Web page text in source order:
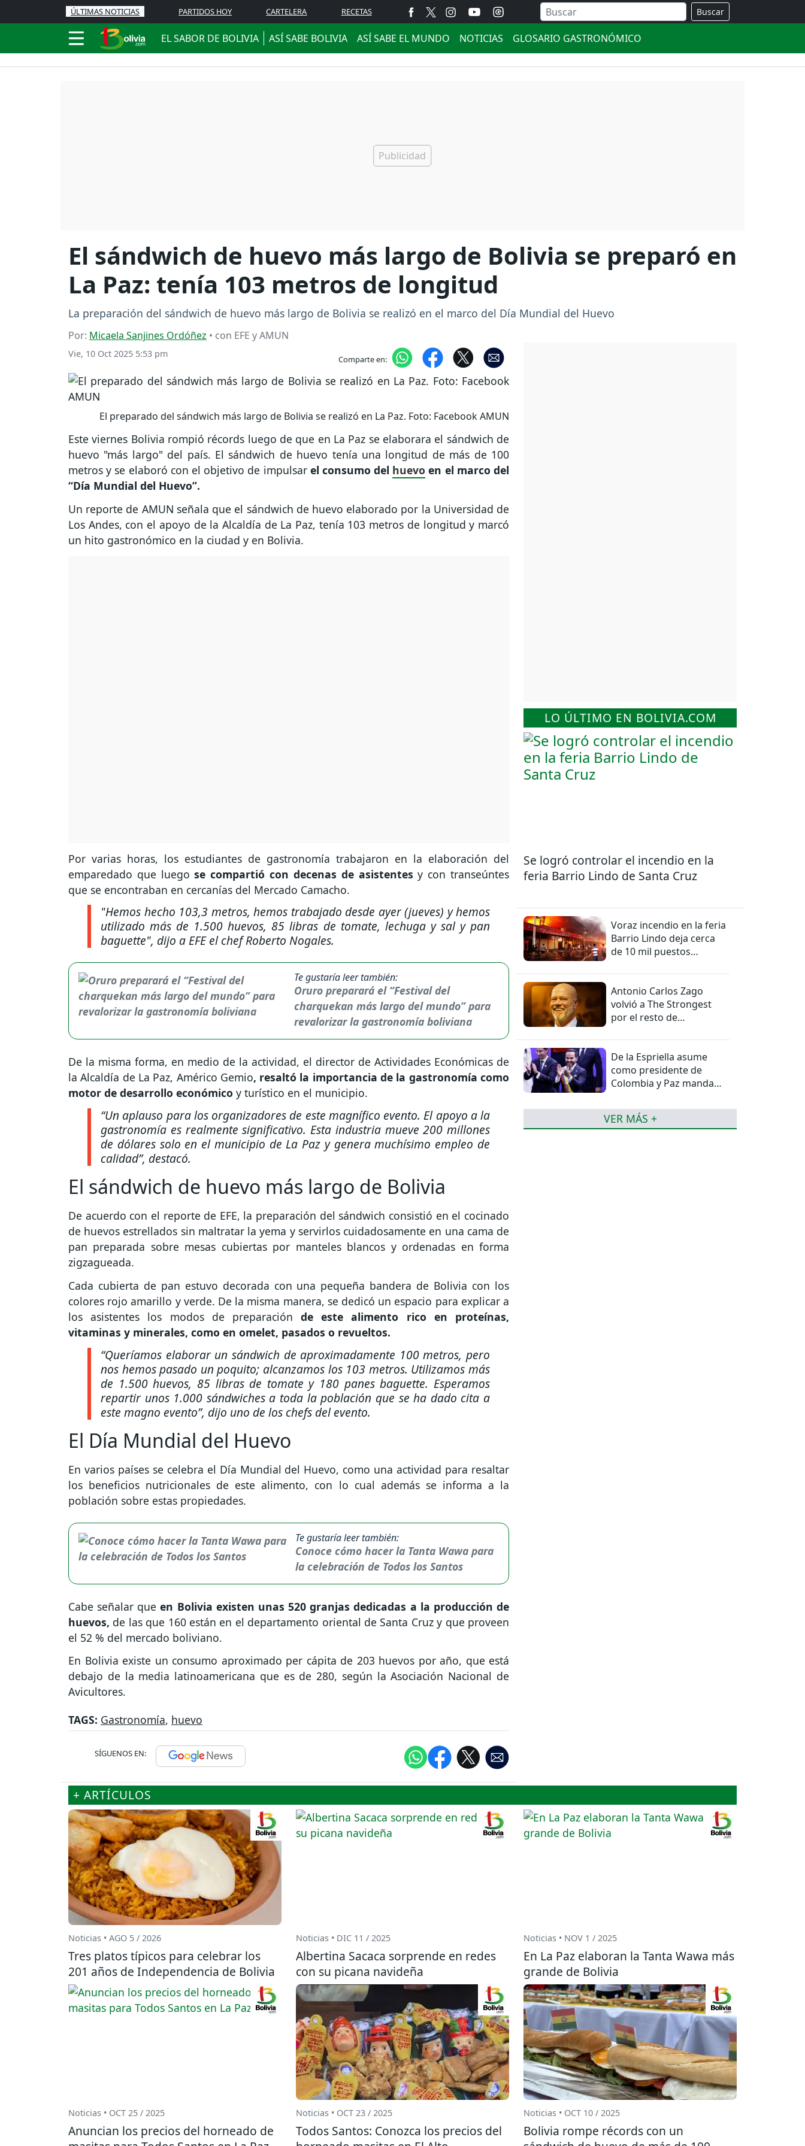
ÚLTIMAS NOTICIAS PARTIDOS HOY CARTELERA RECETAS Buscar
EL SABOR DE BOLIVIA ASÍ SABE BOLIVIA ASÍ SABE EL MUNDO NOTICIAS GLOSARIO GASTRONÓMICO
El sándwich de huevo más largo de Bolivia se preparó en
La Paz: tenía 103 metros de longitud
La preparación del sándwich de huevo más largo de Bolivia se realizó en el marco del Día Mundial del Huevo
Por: Micaela Sanjines Ordóñez • con EFE y AMUN
Vie, 10 Oct 2025 5:53 pm Comparte en:
El preparado del sándwich más largo de Bolivia se realizó en La Paz. Foto: Facebook AMUN
Este viernes Bolivia rompió récords luego de que en La Paz se elaborara el sándwich de
huevo "más largo" del país. El sándwich de huevo tenía una longitud de más de 100
metros y se elaboró con el objetivo de impulsar el consumo del huevo en el marco del
“Día Mundial del Huevo”.
Un reporte de AMUN señala que el sándwich de huevo elaborado por la Universidad de
Los Andes, con el apoyo de la Alcaldía de La Paz, tenía 103 metros de longitud y marcó
un hito gastronómico en la ciudad y en Bolivia.
Por varias horas, los estudiantes de gastronomía trabajaron en la elaboración del
emparedado que luegose compartió con decenas de asistentes y con transeúntes
que se encontraban en cercanías del Mercado Camacho.
"Hemos hecho 103,3 metros, hemos trabajado desde ayer (jueves) y hemos
utilizado más de 1.500 huevos, 85 libras de tomate, lechuga y sal y pan
baguette", dijo a EFE el chef Roberto Nogales.
Te gustaría leer también:
Oruro preparará el “Festival del
charquekan más largo del mundo” para
revalorizar la gastronomía boliviana
De la misma forma, en medio de la actividad, el director de Actividades Económicas de
la Alcaldía de La Paz, Américo Gemio, resaltó la importancia de la gastronomía como
motor de desarrollo económico y turístico en el municipio.
“Un aplauso para los organizadores de este magnífico evento. El apoyo a la
gastronomía es realmente significativo. Esta industria mueve 200 millones
de dólares solo en el municipio de La Paz y genera muchísimo empleo de
calidad”, destacó.
El sándwich de huevo más largo de Bolivia
De acuerdo con el reporte de EFE, la preparación del sándwich consistió en el cocinado
de huevos estrellados sin maltratar la yema y servirlos cuidadosamente en una cama de
pan preparada sobre mesas cubiertas por manteles blancos y ordenadas en forma
zigzagueada.
Cada cubierta de pan estuvo decorada con una pequeña bandera de Bolivia con los
colores rojo amarillo y verde. De la misma manera, se dedicó un espacio para explicar a
los asistentes los modos de preparaciónde este alimento rico en proteínas,
vitaminas y minerales, como en omelet, pasados o revueltos.
“Queríamos elaborar un sándwich de aproximadamente 100 metros, pero
nos hemos pasado un poquito; alcanzamos los 103 metros. Utilizamos más
de 1.500 huevos, 85 libras de tomate y 180 panes baguette. Esperamos
repartir unos 1.000 sándwiches a toda la población que se ha dado cita a
este magno evento”, dijo uno de los chefs del evento.
El Día Mundial del Huevo
En varios países se celebra el Día Mundial del Huevo, como una actividad para resaltar
los beneficios nutricionales de este alimento, con lo cual además se informa a la
población sobre estas propiedades.
Te gustaría leer también:
Conoce cómo hacer la Tanta Wawa para
la celebración de Todos los Santos
Cabe señalar queen Bolivia existen unas 520 granjas dedicadas a la producción de
huevos, de las que 160 están en el departamento oriental de Santa Cruz y que proveen
el 52 % del mercado boliviano.
En Bolivia existe un consumo aproximado per cápita de 203 huevos por año, que está
debajo de la media latinoamericana que es de 280, según la Asociación Nacional de
Avicultores.
TAGS: Gastronomía, huevo
SÍGUENOS EN:
LO ÚLTIMO EN BOLIVIA.COM
Se logró controlar el incendio en la
feria Barrio Lindo de Santa Cruz
Voraz incendio en la feria
Barrio Lindo deja cerca
de 10 mil puestos
Antonio Carlos Zago
volvió a The Strongest
por el resto de
De la Espriella asume
como presidente de
Colombia y Paz manda
VER MÁS +
+ ARTÍCULOS
Noticias • AGO 5 / 2026
Tres platos típicos para celebrar los
201 años de Independencia de Bolivia
Noticias • DIC 11 / 2025
Albertina Sacaca sorprende en redes
con su picana navideña
Noticias • NOV 1 / 2025
En La Paz elaboran la Tanta Wawa más
grande de Bolivia
Noticias • OCT 25 / 2025
Anuncian los precios del horneado de
Noticias • OCT 23 / 2025
Todos Santos: Conozca los precios del
Noticias • OCT 10 / 2025
Bolivia rompe récords con un